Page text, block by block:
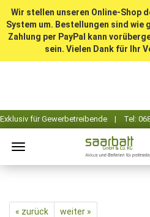
Wir stellen unseren Online-Shop
System um. Bestellungen sind wie
Zahlung per PayPal kann
sein. Vielen Dank für Ihr
« zurück
weiter »